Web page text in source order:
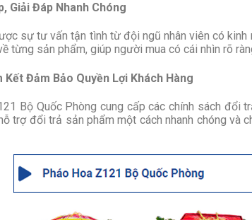
Giải Đáp Nhanh Chóng
sự tư vấn tận tình từ đội ngũ nhân viên có
từng sản phẩm, giúp người mua có cái nhìn rõ
Đảm Bảo Quyền Lợi Khách Hàng
Bộ Quốc Phòng cung cấp các chính sách
trợ đổi trả sản phẩm một cách nhanh chóng và